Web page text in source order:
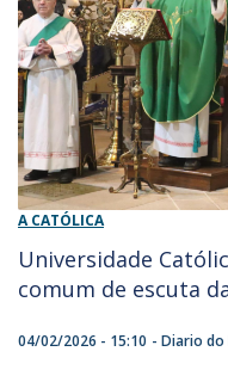
A CATÓLICA
Universidade
comum de escuta
04/02/2026 - 15:10 Diario do